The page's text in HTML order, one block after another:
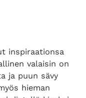
inspiraationsa
valaisin on
ja puun sävy
hieman